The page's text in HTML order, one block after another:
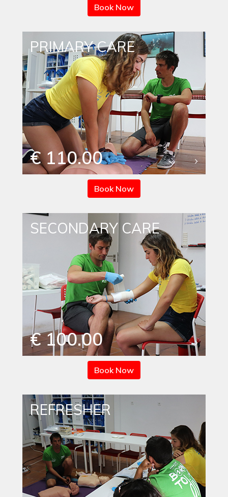
Book Now
PRIMARY CARE
€ 110.00
Book Now
SECONDARY CARE
€ 100.00
Book Now
REFRESHER